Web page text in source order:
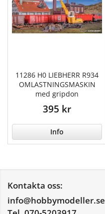
11286 H0 LIEBHERR R934
OMLASTNINGSMASKIN
med gripdon
395 kr
Info
Kontakta oss:
info@hobbymodeller.se